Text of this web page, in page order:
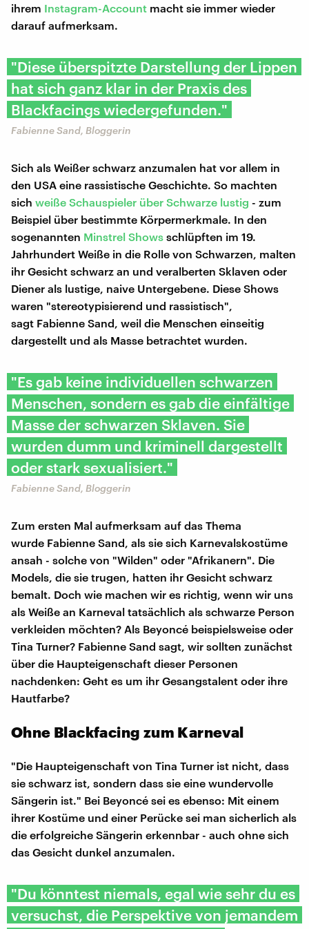
ihrem Instagram-Account macht sie immer wieder
darauf aufmerksam.
"Diese überspitzte Darstellung der Lippen
hat sich ganz klar in der Praxis des
Blackfacings wiedergefunden."
Fabienne Sand, Bloggerin
Sich als Weißer schwarz anzumalen hat vor allem in
den USA eine rassistische Geschichte. So machten
sich weiße Schauspieler über Schwarze lustig - zum
Beispiel über bestimmte Körpermerkmale. In den
sogenannten Minstrel Shows schlüpften im 19.
Jahrhundert Weiße in die Rolle von Schwarzen, malten
ihr Gesicht schwarz an und veralberten Sklaven oder
Diener als lustige, naive Untergebene. Diese Shows
waren "stereotypisierend und rassistisch",
sagt Fabienne Sand, weil die Menschen einseitig
dargestellt und als Masse betrachtet wurden.
"Es gab keine individuellen schwarzen
Menschen, sondern es gab die einfältige
Masse der schwarzen Sklaven. Sie
wurden dumm und kriminell dargestellt
oder stark sexualisiert."
Fabienne Sand, Bloggerin
Zum ersten Mal aufmerksam auf das Thema
wurde Fabienne Sand, als sie sich Karnevalskostüme
ansah - solche von "Wilden" oder "Afrikanern". Die
Models, die sie trugen, hatten ihr Gesicht schwarz
bemalt. Doch wie machen wir es richtig, wenn wir uns
als Weiße an Karneval tatsächlich als schwarze Person
verkleiden möchten? Als Beyoncé beispielsweise oder
Tina Turner? Fabienne Sand sagt, wir sollten zunächst
über die Haupteigenschaft dieser Personen
nachdenken: Geht es um ihr Gesangstalent oder ihre
Hautfarbe?
Ohne Blackfacing zum Karneval
"Die Haupteigenschaft von Tina Turner ist nicht, dass
sie schwarz ist, sondern dass sie eine wundervolle
Sängerin ist." Bei Beyoncé sei es ebenso: Mit einem
ihrer Kostüme und einer Perücke sei man sicherlich als
die erfolgreiche Sängerin erkennbar - auch ohne sich
das Gesicht dunkel anzumalen.
"Du könntest niemals, egal wie sehr du es
versuchst, die Perspektive von jemandem